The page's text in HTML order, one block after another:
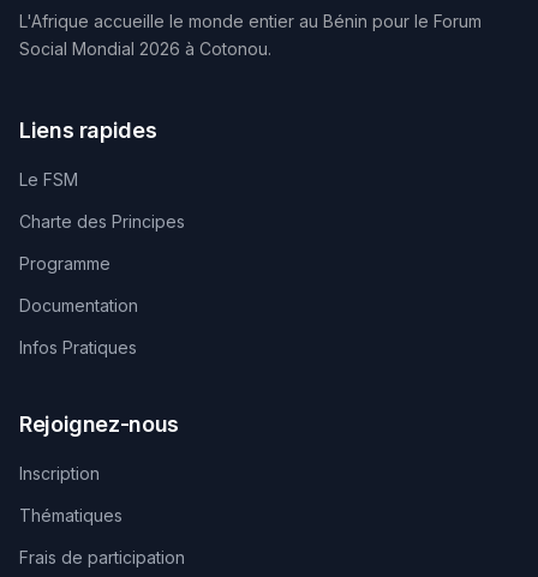
L'Afrique accueille le monde entier au Bénin pour le Forum
Social Mondial 2026 à Cotonou.
Liens rapides
Le FSM
Charte des Principes
Programme
Documentation
Infos Pratiques
Rejoignez-nous
Inscription
Thématiques
Frais de participation